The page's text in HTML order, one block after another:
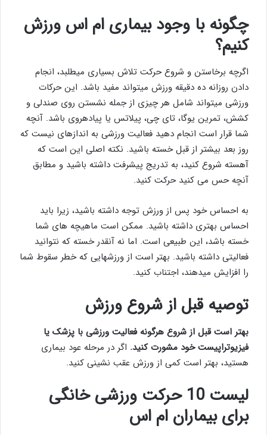
چگونه با وجود بیماری ام اس ورزش
کنیم؟
اگرچه برخاستن و شروع حرکت تلاش بسیاری میطلبد، انجام
دادن روزانه ده دقیقه ورزش میتواند مفید باشد. این حرکات
ورزشی میتواند شامل هر چیزی از جمله نشستن روی صندلی و
کشش، تمرین یوگا، تای چی، پیلاتس یا پیادهروی باشد. آنچه
شما قرار است انجام دهید فعالیت ورزشی به اندازهای نیست که
روز بعد بیشتر از قبل خسته باشید. نکته اصلی این است که
آهسته شروع کنید، به تدریج پیشرفت داشته باشید و مطابق
آنچه حس می کنید حرکت کنید.
به احساس خود پس از ورزش توجه داشته باشید، زیرا باید
احساس بهتری داشته باشید. ممکن است ماهیچه های شما
خسته باشد، این طبیعی است. اما نه آنقدر خسته که نتوانید
فعالیتی داشته باشید. بهتر است از ورزشهایی که خطر سقوط شما
را افزایش میدهند، اجتناب کنید.
توصیه قبل از شروع ورزش
بهتر است قبل از شروع هرگونه فعالیت ورزشی با پزشک یا
فیزیوتراپیست خود مشورت کنید. اگر در مرحله عود بیماری
هستید، بهتر است کمی از ورزش عقب نشینی کنید.
لیست 10 حرکت ورزشی خانگی
برای بیماران ام اس